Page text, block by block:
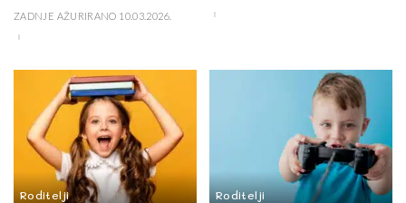
ZADNJE AŽURIRANO 10.03.2026.
Roditelji Roditelji